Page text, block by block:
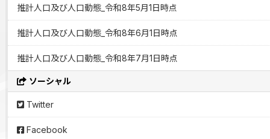
推計人口及び人口動態_令和8年5月1日時点
推計人口及び人口動態_令和8年6月1日時点
推計人口及び人口動態_令和8年7月1日時点
ソーシャル
Twitter
Facebook